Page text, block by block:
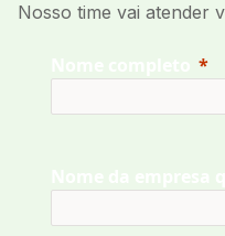
Nosso time vai atender